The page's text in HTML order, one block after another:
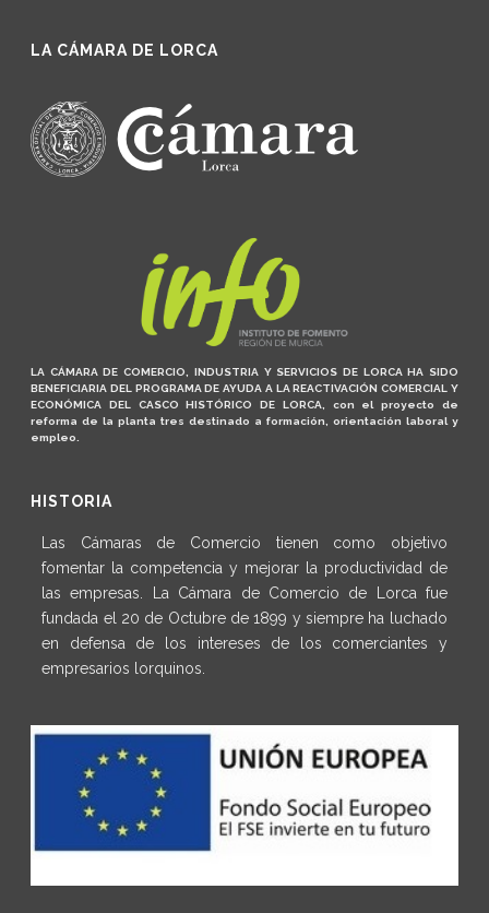
LA CÁMARA DE LORCA
LA CÁMARA DE COMERCIO, INDUSTRIA Y SERVICIOS DE LORCA HA SIDO
BENEFICIARIA DEL PROGRAMA DE AYUDA A LA REACTIVACIÓN COMERCIAL Y
ECONÓMICA DEL CASCO HISTÓRICO DE LORCA, con el proyecto de
reforma de la planta tres destinado a formación, orientación laboral y
empleo.
HISTORIA
Las Cámaras de Comercio tienen como objetivo
fomentar la competencia y mejorar la productividad de
las empresas. La Cámara de Comercio de Lorca fue
fundada el 20 de Octubre de 1899 y siempre ha luchado
en defensa de los intereses de los comerciantes y
empresarios lorquinos.